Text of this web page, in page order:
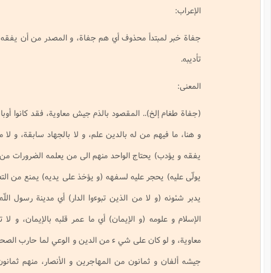
محذوف أي هم جفاة، و المصدر من أن يفقه فاعل ينبغي، أي ينبغي تفقيهه و
المقصود بالذم جيش معاوية، فقد كانوا أوباشا رعاعا تجمعوا خليطا من ههنا
من له بالدين علم، و لا بالجهاد سابقة، و لا من الخلق نصيب (ممن ينبغي أن
الواحد منهم الى من يعلمه الضرورات من أحكام الدين، و آداب الإسلام (و
عليه لسفهه (و يؤخذ على يديه) يمنع من التصرف في أمواله، و يقام عليه قيم
من الذين تبوءوا الدار) أي مدينة رسول اللّه (ص) التي كانت آنذاك عاصمة
(و الإيمان) أي ما عمر قلبه بالإيمان، و لا تمسّك بعروته.. هكذا كان جيش
على شي ء من الدين و الوعي لما حارب الصحابة الأبرار.. أما الإمام فقد كان في
جيشه ألفان و ثمانون من المهاجرين و الأنصار، منهم ثمانون بدريا. (أعيان الشيعة ج 3 عن